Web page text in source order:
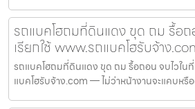
รถแบคโฮถมที่ดินแดง ขุด ถม รื้อถ
เรียกใช้ www.รถแบคโฮรับจ้าง
รถแบคโฮถมที่ดินแดง ขุด ถม รื้อถอน จบไวในที่
แบคโฮรับจ้าง.com — ไม่ว่าหน้างานจะแคบหรื